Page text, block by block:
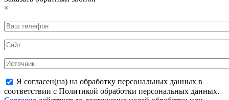
×
Я согласен(на) на обработку персональных данных в
соответствии с Политикой обработки персональных данных.